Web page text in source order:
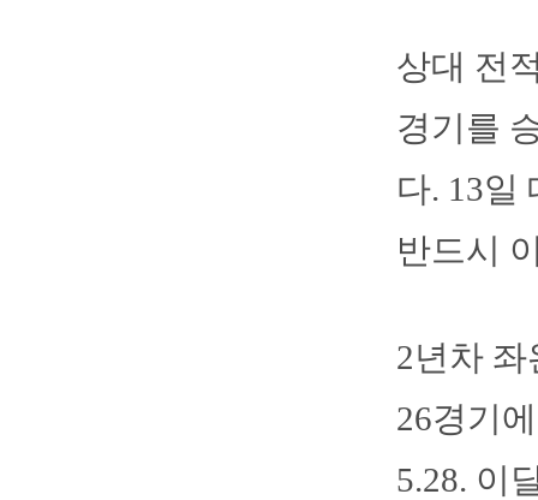
상대 전
경기를
다. 13일
반드시
2년차
26경기
5.28. 이